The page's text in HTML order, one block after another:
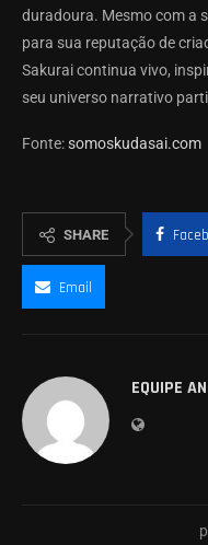
duradoura. Mesmo com a
para sua reputação de
Sakurai continua vivo,
seu universo narrativo
Fonte:somoskudasai.com
SHARE
Email
EQUIPE